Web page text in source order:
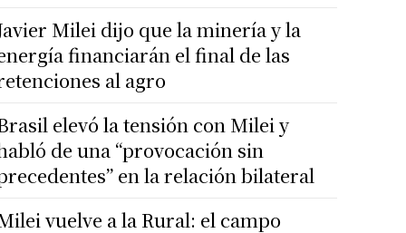
Milei dijo que la minería y la
financiarán el final de las
al agro
elevó la tensión con Milei y
de una “provocación sin
en la relación bilateral
vuelve a la Rural: el campo